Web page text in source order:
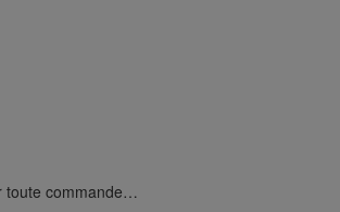
toute commande…